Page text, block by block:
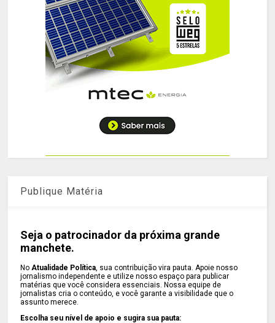
Publique Matéria
Seja o patrocinador da próxima grande
manchete.
NoAtualidade Política, sua contribuição vira pauta. Apoie nosso
jornalismo independente e utilize nosso espaço para publicar
matérias que você considera essenciais. Nossa equipe de
jornalistas cria o conteúdo, e você garante a visibilidade que o
assunto merece.
Escolha seu nível de apoio e sugira sua pauta: